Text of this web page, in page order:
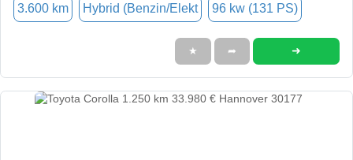
3.600 km Hybrid (Benzin/Elekt 96 kw (131 PS)
★ ➦ ➜